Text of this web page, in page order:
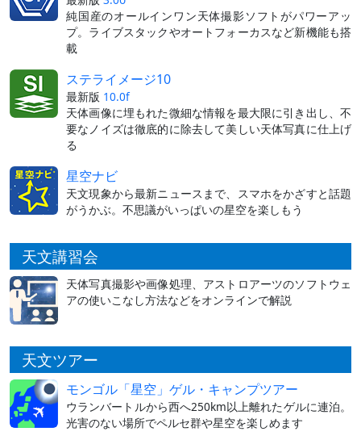
純国産のオールインワン天体撮影ソフトがパワーアッ
プ。ライブスタックやオートフォーカスなど新機能も搭
載
ステライメージ10
最新版 10.0f
天体画像に埋もれた微細な情報を最大限に引き出し、不
要なノイズは徹底的に除去して美しい天体写真に仕上げ
る
星空ナビ
天文現象から最新ニュースまで、スマホをかざすと話題
がうかぶ。不思議がいっぱいの星空を楽しもう
天文講習会
天体写真撮影や画像処理、アストロアーツのソフトウェ
アの使いこなし方法などをオンラインで解説
天文ツアー
モンゴル「星空」ゲル・キャンプツアー
ウランバートルから西へ250km以上離れたゲルに連泊。
光害のない場所でペルセ群や星空を楽しめます